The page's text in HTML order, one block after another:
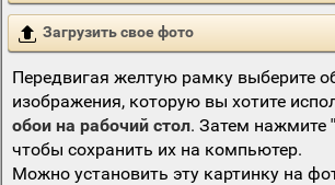
Загрузить свое фото
Передвигая желтую рамку выберите
изображения, которую вы хотите
обои на рабочий стол. Затем нажмите
чтобы сохранить их на компьютер.
Можно установить эту картинку на